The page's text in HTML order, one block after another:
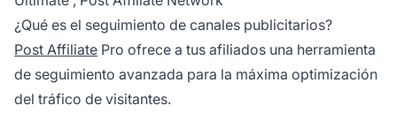
¿Qué es el seguimiento de canales publicitarios?
Post Affiliate Pro ofrece a tus afiliados una herramienta
de seguimiento avanzada para la máxima optimización
del tráfico de visitantes.